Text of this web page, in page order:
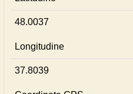
48.0037
Longitudine
37.8039